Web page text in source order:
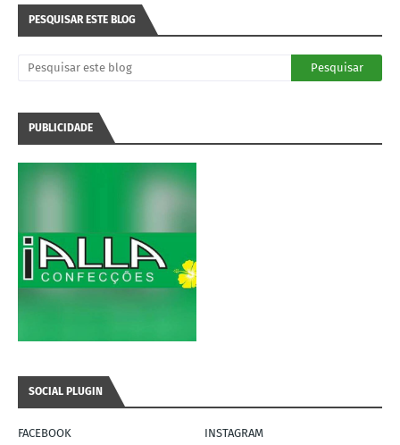
PESQUISAR ESTE BLOG
PUBLICIDADE
SOCIAL PLUGIN
FACEBOOK
INSTAGRAM